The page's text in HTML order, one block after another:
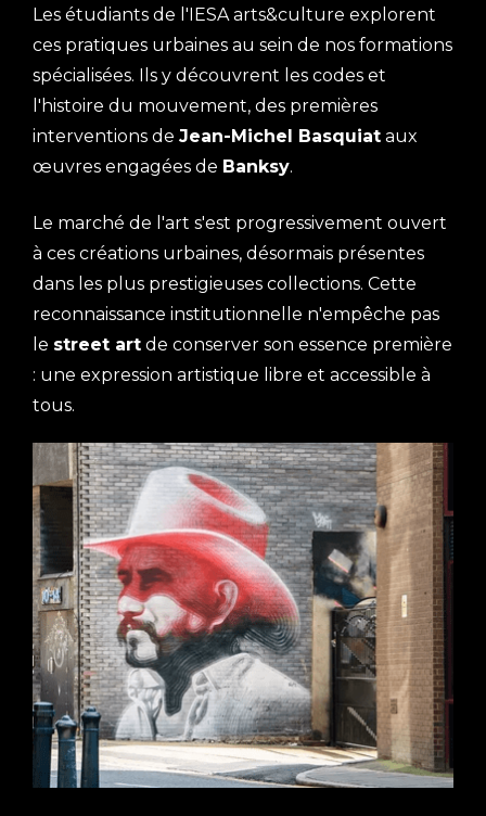
Les étudiants de l'IESA arts&culture explorent
ces pratiques urbaines au sein de nos formations
spécialisées. Ils y découvrent les codes et
l'histoire du mouvement, des premières
interventions de Jean-Michel Basquiat aux
œuvres engagées de Banksy.
Le marché de l'art s'est progressivement ouvert
à ces créations urbaines, désormais présentes
dans les plus prestigieuses collections. Cette
reconnaissance institutionnelle n'empêche pas
le street art de conserver son essence première
: une expression artistique libre et accessible à
tous.